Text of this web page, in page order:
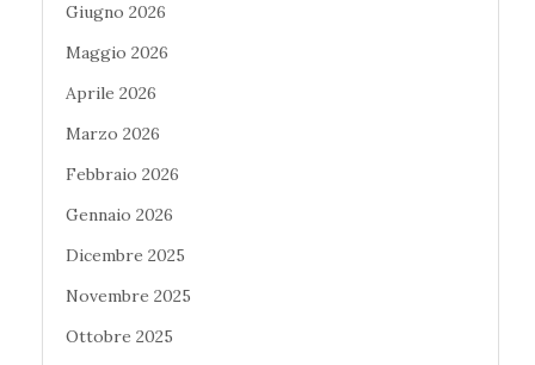
Giugno 2026
Maggio 2026
Aprile 2026
Marzo 2026
Febbraio 2026
Gennaio 2026
Dicembre 2025
Novembre 2025
Ottobre 2025